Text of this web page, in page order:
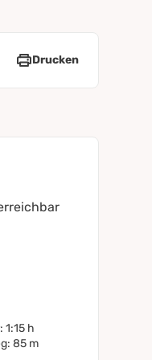
Drucken
1:15 h
85 m